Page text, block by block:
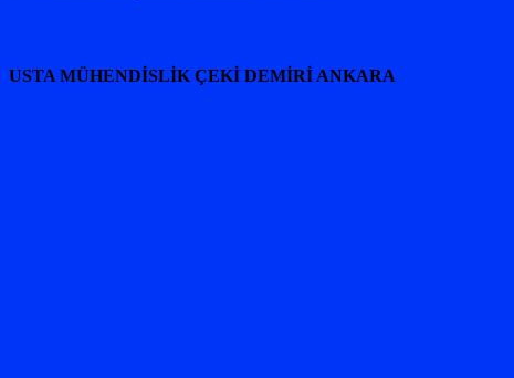
USTA MÜHENDİSLİK ÇEKİ DEMİRİ ANKARA